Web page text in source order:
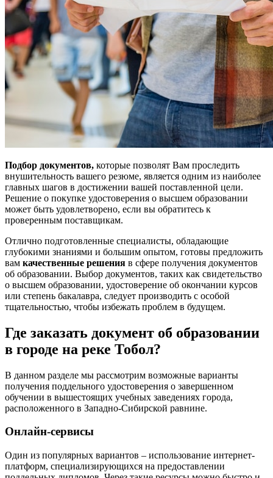
Подбор документов, которые позволят Вам проследить
внушительность вашего резюме, является одним из наиболее
главных шагов в достижении вашей поставленной цели.
Решение о покупке удостоверения о высшем образовании
может быть удовлетворено, если вы обратитесь к
проверенным поставщикам.
Отлично подготовленные специалисты, обладающие
глубокими знаниями и большим опытом, готовы предложить
вам качественные решения в сфере получения документов
об образовании. Выбор документов, таких как свидетельство
о высшем образовании, удостоверение об окончании курсов
или степень бакалавра, следует производить с особой
тщательностью, чтобы избежать проблем в будущем.
Где заказать документ об образовании
в городе на реке Тобол?
В данном разделе мы рассмотрим возможные варианты
получения поддельного удостоверения о завершенном
обучении в вышестоящих учебных заведениях города,
расположенного в Западно-Сибирской равнине.
Онлайн-сервисы
Один из популярных вариантов – использование интернет-
платформ, специализирующихся на предоставлении